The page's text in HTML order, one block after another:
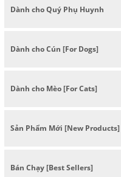
Dành cho Quý Phụ Huynh
Dành cho Cún [For Dogs]
Dành cho Mèo [For Cats]
Sản Phẩm Mới [New Products]
Bán Chạy [Best Sellers]